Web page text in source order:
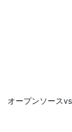
オープンソース